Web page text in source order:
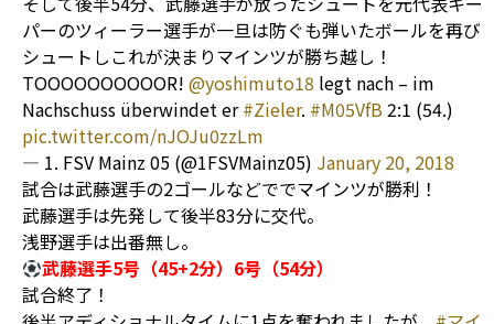
パーのツィーラー選手が一旦は防ぐも弾いたボールを再び
シュートしこれが決まりマインツが勝ち越し！
TOOOOOOOOOOR! @yoshimuto18 legt nach – im
Nachschuss überwindet er#Zieler. #M05VfB2:1 (54.)
pic.twitter.com/nJOJu0zzLm
— 1. FSV Mainz 05 (@1FSVMainz05) January 20, 2018
試合は武藤選手の2ゴールなどででマインツが勝利！
武藤選手は先発して後半83分に交代。
浅野選手は出番無し。
武藤選手5号（45+2分）6号（54分）
試合終了！